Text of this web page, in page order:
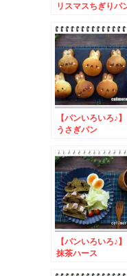
リスマスちぎりパ
【パンいろいろ♪
うさぎパン
【パンいろいろ♪
抹茶ハース